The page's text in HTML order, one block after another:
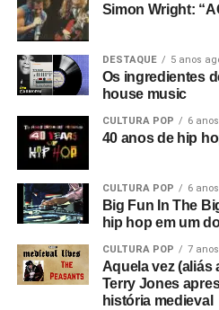
Simon Wright:
DESTAQUE 5 anos
Os ingredientes
house music
CULTURA POP 6
40 anos de hip
CULTURA POP 6
Big Fun In The
hip hop em um
CULTURA POP 7
Aquela vez (aliás
Terry Jones
história medieval